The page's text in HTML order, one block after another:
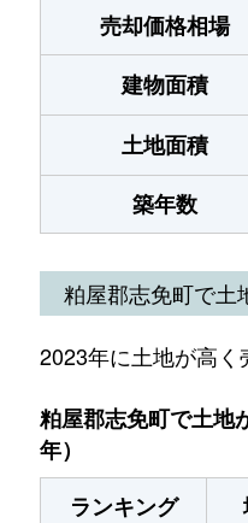
売却価格相場
建物面積
土地面積
築年数
粕屋郡志免町で土
2023年に土地が高く
粕屋郡志免町で土地
年）
ランキング